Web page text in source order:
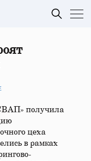
получила
цеха
в рамках